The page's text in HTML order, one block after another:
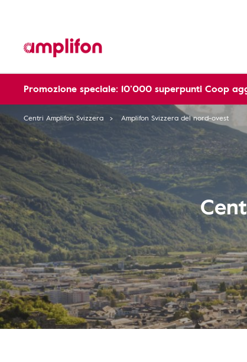
Promozione speciale: 10’000 superpunti Coop
Centri Amplifon Svizzera Amplifon Svizzera del nord-ovest